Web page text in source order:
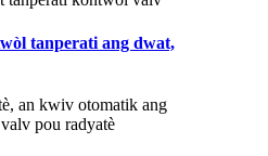
tanperati ang dwat,